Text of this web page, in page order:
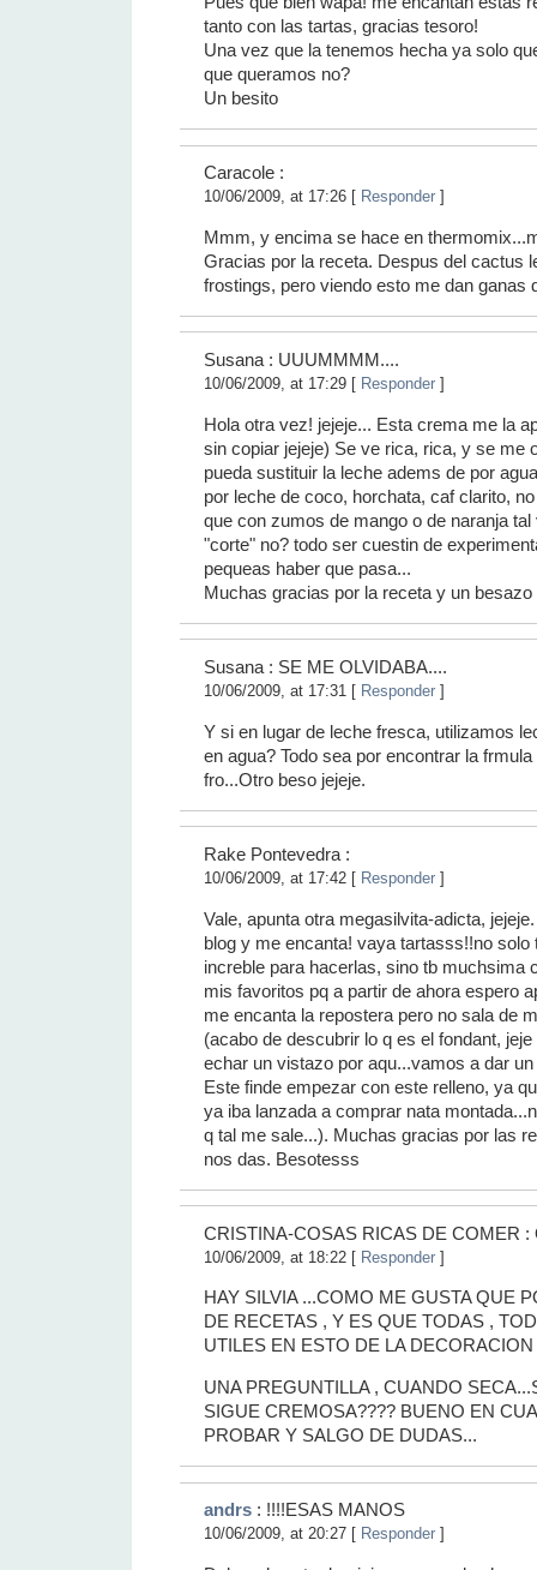
tanto con las tartas, gracias tesoro!
Una vez que la tenemos hecha ya solo
que queramos no?
Un besito
Caracole :
10/06/2009, at 17:26 [ Responder ]
Mmm, y encima se hace en
Gracias por la receta. Despus del cactus
frostings, pero viendo esto me dan ganas
Susana : UUUMMMM....
10/06/2009, at 17:29 [ Responder ]
Hola otra vez! jejeje... Esta crema me la
sin copiar jejeje) Se ve rica, rica, y se me
pueda sustituir la leche adems de por
por leche de coco, horchata, caf clarito,
que con zumos de mango o de naranja
"corte" no? todo ser cuestin de
pequeas haber que pasa...
Muchas gracias por la receta y un besazo
Susana : SE ME OLVIDABA....
10/06/2009, at 17:31 [ Responder ]
Y si en lugar de leche fresca, utilizamos
en agua? Todo sea por encontrar la
fro...Otro beso jejeje.
Rake Pontevedra :
10/06/2009, at 17:42 [ Responder ]
Vale, apunta otra megasilvita-adicta,
blog y me encanta! vaya tartasss!!no solo
increble para hacerlas, sino tb muchsima
mis favoritos pq a partir de ahora espero
me encanta la repostera pero no sala de
(acabo de descubrir lo q es el fondant,
echar un vistazo por aqu...vamos a dar
Este finde empezar con este relleno, ya
ya iba lanzada a comprar nata
q tal me sale...). Muchas gracias por las
nos das. Besotesss
CRISTINA-COSAS RICAS DE COMER :
10/06/2009, at 18:22 [ Responder ]
HAY SILVIA ...COMO ME GUSTA QUE
DE RECETAS , Y ES QUE TODAS ,
UTILES EN ESTO DE LA
UNA PREGUNTILLA , CUANDO
SIGUE CREMOSA???? BUENO EN
PROBAR Y SALGO DE DUDAS...
andrs : !!!!ESAS MANOS
10/06/2009, at 20:27 [ Responder ]